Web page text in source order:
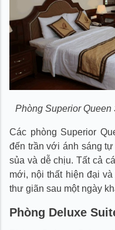
Phòng Superior Queen
Các phòng Superior
đến trần với ánh sáng
sủa và dễ chịu. Tất cả
mới, nội thất hiện đại
thư giãn sau một ngày
Phòng Deluxe